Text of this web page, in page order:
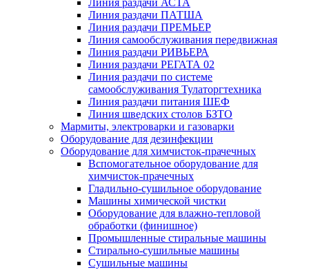
Линия раздачи АСТА
Линия раздачи ПАТША
Линия раздачи ПРЕМЬЕР
Линия самообслуживания передвижная
Линия раздачи РИВЬЕРА
Линия раздачи РЕГАТА 02
Линия раздачи по системе
самообслуживания Тулаторгтехника
Линия раздачи питания ШЕФ
Линия шведских столов БЗТО
Мармиты, электроварки и газоварки
Оборудование для дезинфекции
Оборудование для химчисток-прачечных
Вспомогательное оборудование для
химчисток-прачечных
Гладильно-сушильное оборудование
Машины химической чистки
Оборудование для влажно-тепловой
обработки (финишное)
Промышленные стиральные машины
Стирально-сушильные машины
Сушильные машины